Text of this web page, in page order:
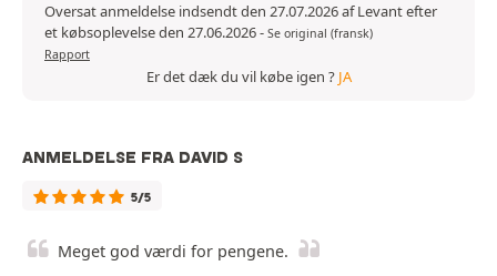
Oversat anmeldelse indsendt den 27.07.2026 af Levant efter
et købsoplevelse den 27.06.2026- Se original (fransk)
Rapport
Er det dæk du vil købe igen ? JA
ANMELDELSE FRA DAVID S
5/5
Meget god værdi for pengene.